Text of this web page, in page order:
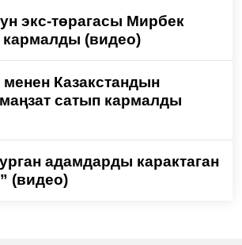
экс-төрагасы Мирбек
кармалды (видео)
Казакстандын
сатып кармалды
адамдарды карактаган
(видео)